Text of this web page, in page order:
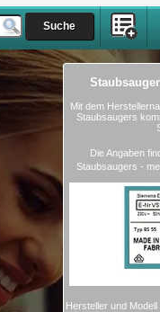
Mit dem
Staubsaugers
Die Angaben
Staubsaugers -
Hersteller und